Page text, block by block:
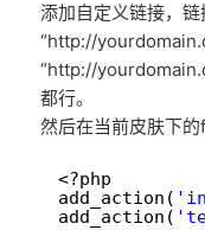
添加自定义链接，
“http://
“http://
都行。
然后在当前皮肤下
1
2
3
<?php
add_action(
add_action(